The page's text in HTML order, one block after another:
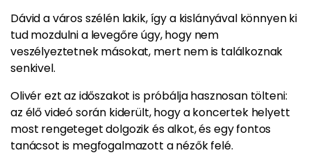
Dávid a város szélén lakik, így a kislányával könnyen ki
tud mozdulni a levegőre úgy, hogy nem
veszélyeztetnek másokat, mert nem is találkoznak
senkivel.
Olivér ezt az időszakot is próbálja hasznosan tölteni:
az élő videó során kiderült, hogy a koncertek helyett
most rengeteget dolgozik és alkot, és egy fontos
tanácsot is megfogalmazott a nézők felé.